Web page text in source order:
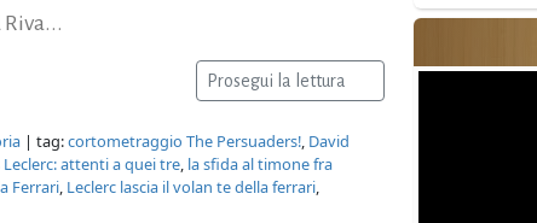
Prosegui la lettura
| tag:cortometraggio The Persuaders!, David
attenti a quei tre, la sfida al timone fra
Ferrari, Leclerc lascia il volan te della ferrari,